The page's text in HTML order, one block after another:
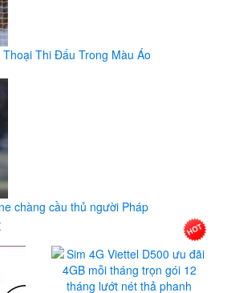
Thi Đấu Trong Màu Áo
chàng cầu thủ người Pháp